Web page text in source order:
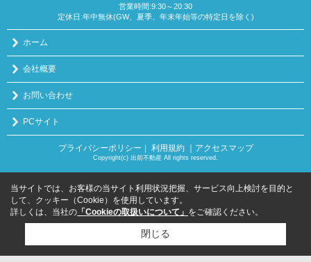
営業時間:9:30～20:30
定休日:年中無休(GW、夏季、年末年始等の特定日を除く)
ホーム
会社概要
お問い合わせ
PCサイト
プライバシーポリシー ｜ 利用規約 ｜アクセスマップ
Copyright(c) 出前不動産 All rights reserved.
当サイトでは、お客様の当サイト利用状況把握、サービス向上検討を目的と
して、クッキー（Cookie）を使用しています。
詳しくは、当社の 「Cookieの取扱いについて」 をご確認ください。
閉じる